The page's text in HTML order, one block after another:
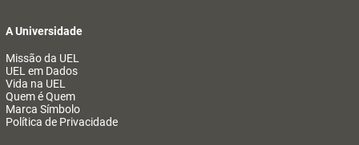
A Universidade
Missão da UEL
UEL em Dados
Vida na UEL
Quem é Quem
Marca Símbolo
Política de Privacidade